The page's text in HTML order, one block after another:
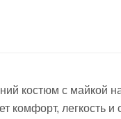
костюм с майкой на
комфорт, легкость и